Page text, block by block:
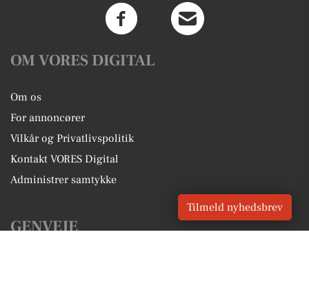
OM VORES DIGITAL
Om os
For annoncører
Vilkår og Privatlivspolitik
Kontakt VORES Digital
Administrer samtykke
GENVEJE
Tilmeld nyhedsbrev